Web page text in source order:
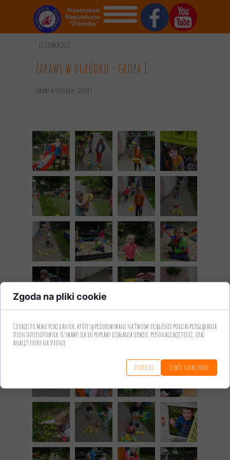
STRONA GŁÓWNA
REKRUTACJA
GALERIA
KONTAKT
DOKUMENTY
Przedszkole
Niepubliczne
"Źródełko"
13 czerwca 2023
Zabawy w ogródku - grupa 1
Zabawy w ogródku - grupa 1
Zgoda na pliki cookie
Cookies to małe pliki danych, które są przechowywane na Twoim urządzeniu podczas przeglądania
stron internetowych. Używamy ich do poprawy działania serwisu, personalizacji treści, oraz
analizy ruchu na stronie.
Dostosuj Zezwól na wszystkie